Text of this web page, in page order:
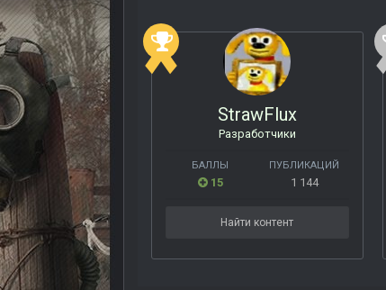
StrawFlux
Разработчики
БАЛЛЫ
15
ПУБЛИКАЦИЙ
1 144
Найти контент